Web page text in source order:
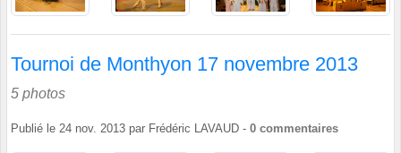
Tournoi de Monthyon 17 novembre 2013
5 photos
Publié le 24 nov. 2013 par Frédéric LAVAUD - 0 commentaires